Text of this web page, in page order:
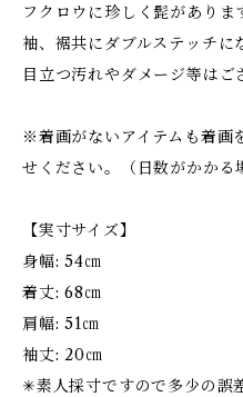
フクロウに珍しく髭がありま
袖、裾共にダブルステッチに
目立つ汚れやダメージ等はご
※着画がないアイテムも着画
せください。（日数がかかる
【実寸サイズ】
身幅: 54㎝
着丈: 68㎝
肩幅: 51㎝
袖丈: 20㎝
✳︎素人採寸ですので多少の誤